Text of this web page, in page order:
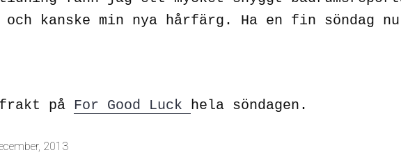
och kanske min nya hårfärg. Ha en fin söndag
på For Good Luck hela söndagen.
2013